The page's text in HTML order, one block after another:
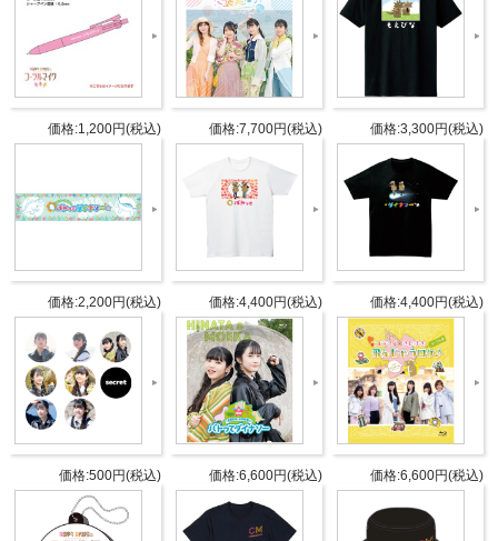
商品詳細
DETAIL
発売日 2023年8月30日
仕様
4色ボールペン
インク色：黒、赤、青、緑
ボール径：0.5mm
芯径：0.5mm
発売元
タブリエ・コミュニケーションズ株
式会社
販売元
タブリエ・コミュニケーションズ株
式会社
JANコ
ード
4589477679538
価格:1,200円(税込) 価格:7,700円(税込) 価格:3,300円(税込)
価格:2,200円(税込) 価格:4,400円(税込) 価格:4,400円(税込)
価格:500円(税込) 価格:6,600円(税込) 価格:6,600円(税込)